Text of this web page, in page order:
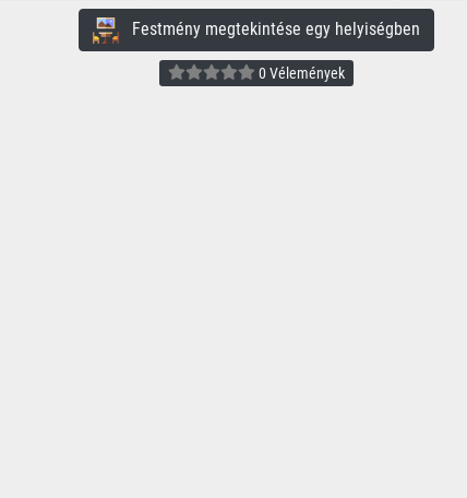
Festmény megtekintése egy helyiségben
0 Vélemények